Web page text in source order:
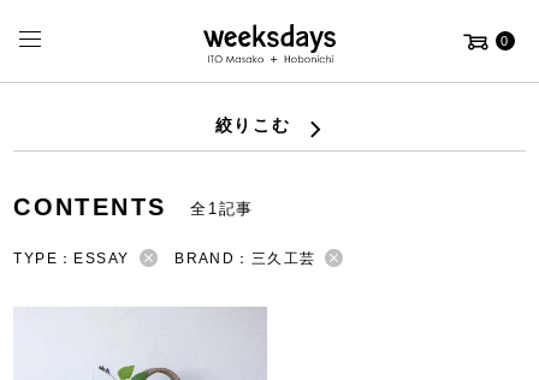
0
絞りこむ
CONTENTS 全1記事
TYPE：ESSAY BRAND：三久工芸